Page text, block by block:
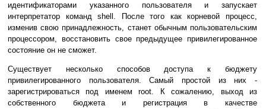
идентификаторами указанного пользователя и запускает
интерпретатор команд shell. После того как корневой процесс,
изменив свою принадлежность, станет обычным пользовательским
процессором, восстановить свое предыдущее привилегированное
состояние он не сможет.
Существует несколько способов доступа к бюджету
привилегированного пользователя. Самый простой из них -
зарегистрироваться под именем root. К сожалению, выход из
собственного бюджета и регистрация в качестве